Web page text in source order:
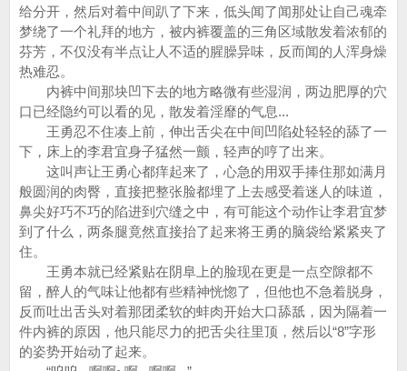
给分开，然后对着中间趴了下来，低头闻了闻那处让自己魂牵
梦绕了一个礼拜的地方，被内裤覆盖的三角区域散发着浓郁的
芬芳，不仅没有半点让人不适的腥臊异味，反而闻的人浑身燥
热难忍。
内裤中间那块凹下去的地方略微有些湿润，两边肥厚的穴
口已经隐约可以看的见，散发着淫靡的气息...
王勇忍不住凑上前，伸出舌尖在中间凹陷处轻轻的舔了一
下，床上的李君宜身子猛然一颤，轻声的哼了出来。
这叫声让王勇心都痒起来了，心急的用双手捧住那如满月
般圆润的肉臀，直接把整张脸都埋了上去感受着迷人的味道，
鼻尖好巧不巧的陷进到穴缝之中，有可能这个动作让李君宜梦
到了什么，两条腿竟然直接抬了起来将王勇的脑袋给紧紧夹了
住。
王勇本就已经紧贴在阴阜上的脸现在更是一点空隙都不
留，醉人的气味让他都有些精神恍惚了，但他也不急着脱身，
反而吐出舌头对着那团柔软的蚌肉开始大口舔舐，因为隔着一
件内裤的原因，他只能尽力的把舌尖往里顶，然后以“8”字形
的姿势开始动了起来。